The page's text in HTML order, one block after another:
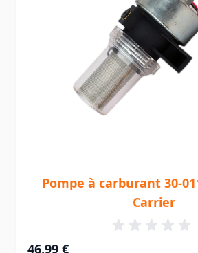
Pompe à carburant 30-
Carrier
46,99 €